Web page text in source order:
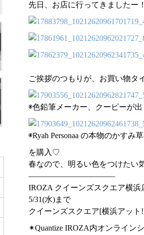
先日、お店に行ってきましたー！
ご挨拶のつもりが、お買い物タ
◉色鉛筆メーカー、クーピーが
◉Ryah Personaa の本物のかすみ
を購入♡
春なので、明るい色をつけたい
———————————
IROZA クイーンズスクエア横浜
5/31(水)まで
クイーンズスクエア[横浜アット
✴︎Quantize IROZA内オンライン